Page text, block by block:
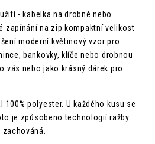
- kabelka na drobné nebo
zapínání na zip kompaktní velikost
moderní květinový vzor pro
bankovky, klíče nebo drobnou
vás nebo jako krásný dárek pro
100% polyester. U každého kusu se
je způsobeno technologií ražby